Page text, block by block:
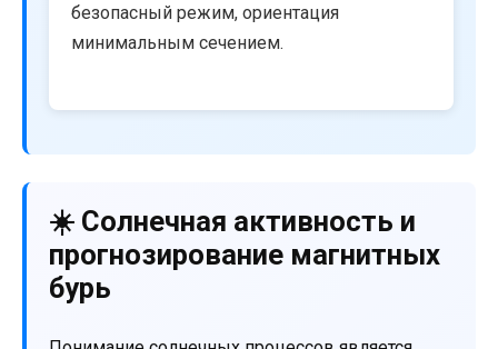
безопасный режим, ориентация
минимальным сечением.
☀️ Солнечная активность и
прогнозирование магнитных
бурь